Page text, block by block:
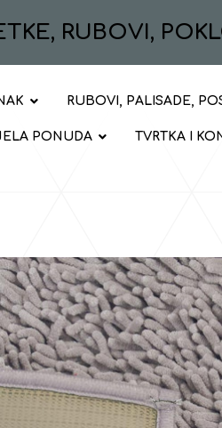
RUBOVI,
RUBOVI, PALISADE,
PONUDA TVRTKA I